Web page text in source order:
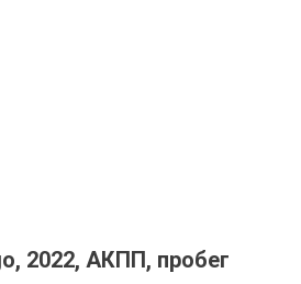
2022, АКПП, пробег